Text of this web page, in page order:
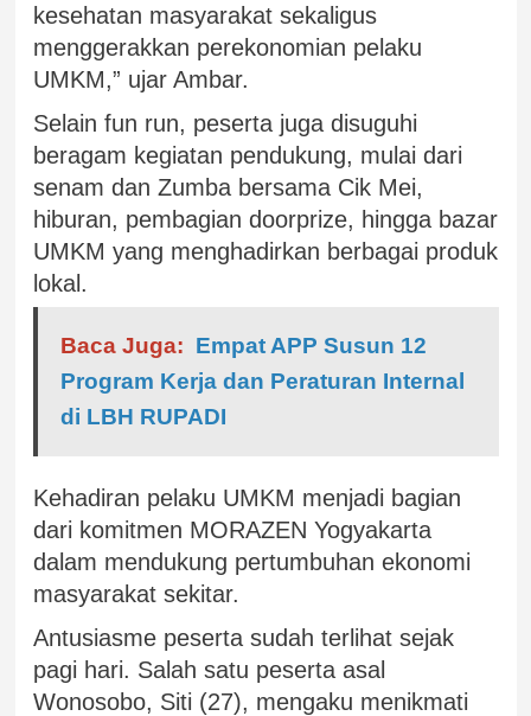
kesehatan masyarakat sekaligus
menggerakkan perekonomian pelaku
UMKM,” ujar Ambar.
Selain fun run, peserta juga disuguhi
beragam kegiatan pendukung, mulai dari
senam dan Zumba bersama Cik Mei,
hiburan, pembagian doorprize, hingga bazar
UMKM yang menghadirkan berbagai produk
lokal.
Baca Juga: Empat APP Susun 12
Program Kerja dan Peraturan Internal
di LBH RUPADI
Kehadiran pelaku UMKM menjadi bagian
dari komitmen MORAZEN Yogyakarta
dalam mendukung pertumbuhan ekonomi
masyarakat sekitar.
Antusiasme peserta sudah terlihat sejak
pagi hari. Salah satu peserta asal
Wonosobo, Siti (27), mengaku menikmati